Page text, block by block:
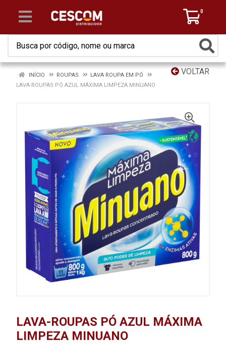
0
VOLTAR
INÍCIO ROUPAS
LAVA ROUPA EM PÓ
LAVA-ROUPAS PÓ AZUL MÁXIMA LIMPEZA MINUANO
LAVA-ROUPAS PÓ AZUL MÁXIMA
LIMPEZA MINUANO